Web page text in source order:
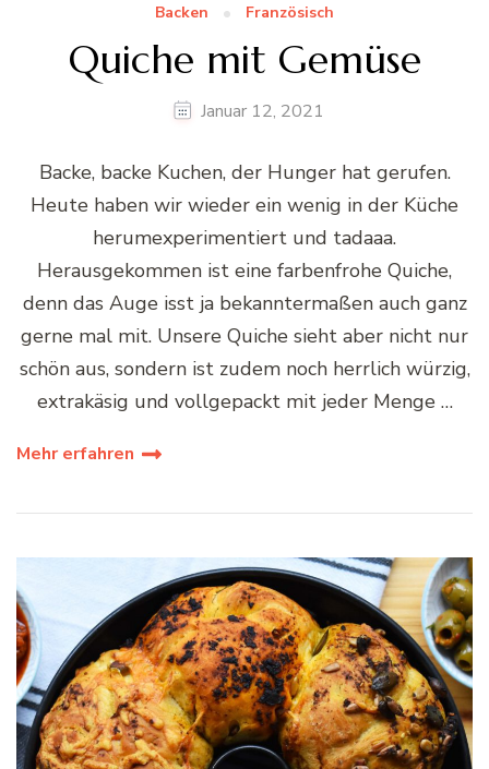
Backen Französisch
Quiche mit Gemüse
Januar 12, 2021
Backe, backe Kuchen, der Hunger hat gerufen.
Heute haben wir wieder ein wenig in der Küche
herumexperimentiert und tadaaa.
Herausgekommen ist eine farbenfrohe Quiche,
denn das Auge isst ja bekanntermaßen auch ganz
gerne mal mit. Unsere Quiche sieht aber nicht nur
schön aus, sondern ist zudem noch herrlich würzig,
extrakäsig und vollgepackt mit jeder Menge …
Mehr erfahren